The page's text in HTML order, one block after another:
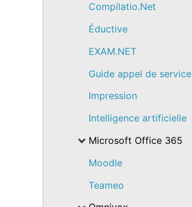
Compilatio.Net
Éductive
EXAM.NET
Guide appel de service
Impression
Intelligence artificielle
Microsoft Office 365
Moodle
Teameo